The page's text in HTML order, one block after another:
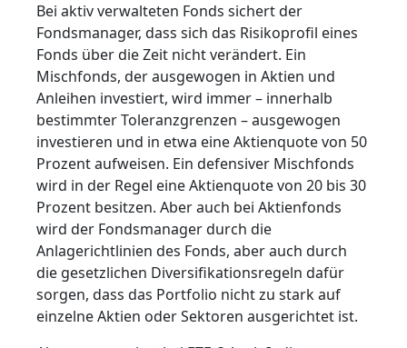
Bei aktiv verwalteten Fonds sichert der
Fondsmanager, dass sich das Risikoprofil eines
Fonds über die Zeit nicht verändert. Ein
Mischfonds, der ausgewogen in Aktien und
Anleihen investiert, wird immer – innerhalb
bestimmter Toleranzgrenzen – ausgewogen
investieren und in etwa eine Aktienquote von 50
Prozent aufweisen. Ein defensiver Mischfonds
wird in der Regel eine Aktienquote von 20 bis 30
Prozent besitzen. Aber auch bei Aktienfonds
wird der Fondsmanager durch die
Anlagerichtlinien des Fonds, aber auch durch
die gesetzlichen Diversifikationsregeln dafür
sorgen, dass das Portfolio nicht zu stark auf
einzelne Aktien oder Sektoren ausgerichtet ist.